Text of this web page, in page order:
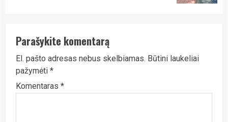
Parašykite komentarą
El. pašto adresas nebus skelbiamas. Būtini laukeliai
pažymėti *
Komentaras *